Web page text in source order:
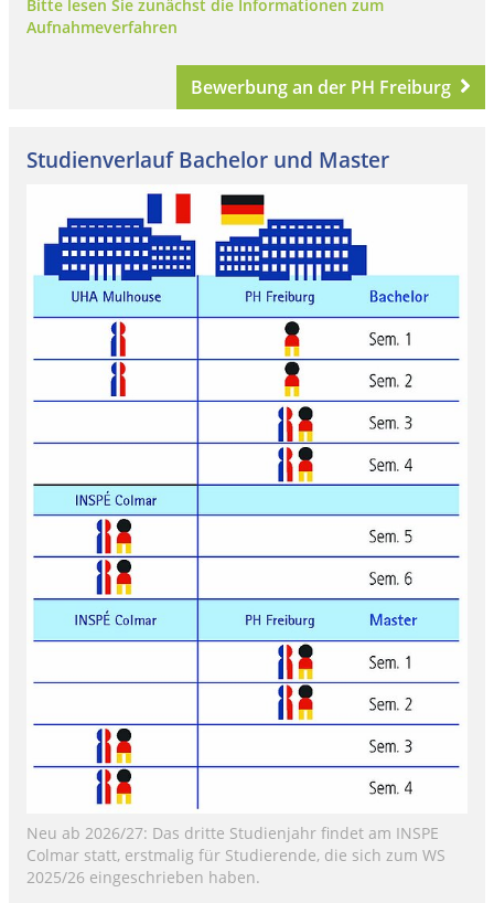
Bitte lesen Sie zunächst die Informationen zum
Aufnahmeverfahren
Bewerbung an der PH Freiburg
Studienverlauf Bachelor und Master
Neu ab 2026/27: Das dritte Studienjahr findet am INSPE
Colmar statt, erstmalig für Studierende, die sich zum WS
2025/26 eingeschrieben haben.